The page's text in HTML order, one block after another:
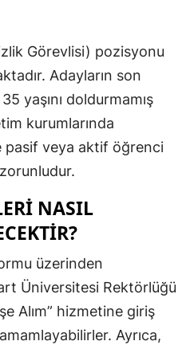
Mardin
Sakarya
Görevlisi) pozisyonu
Adayların son
yaşını doldurmamış
kurumlarında
pasif veya aktif öğrenci
NASIL
üzerinden
Üniversitesi Rektörlüğü
Alım” hizmetine giriş
Ayrıca,